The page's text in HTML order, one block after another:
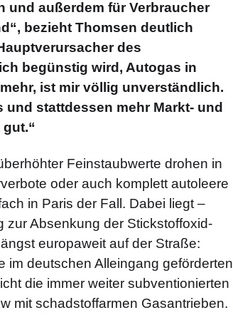
und außerdem für Verbraucher
bezieht Thomsen deutlich
des
begünstig wird, Autogas in
ist mir völlig unverständlich.
stattdessen mehr Markt- und
Feinstaubwerte drohen in
oder auch komplett autoleere
in Paris der Fall. Dabei liegt –
zur Absenkung der Stickstoffoxid-
europaweit auf der Straße:
im deutschen Alleingang geförderten
die immer weiter subventionierten
mit schadstoffarmen Gasantrieben.